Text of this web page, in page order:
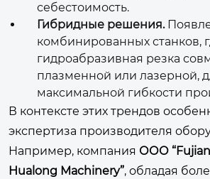
себестоимость.
Гибридные решения.
комбинированных станков,
гидроабразивная резка
плазменной или лазерной,
максимальной гибкости
В контексте этих трендов
экспертиза производителя
Например, компания ООО
Hualong Machinery”, обладая